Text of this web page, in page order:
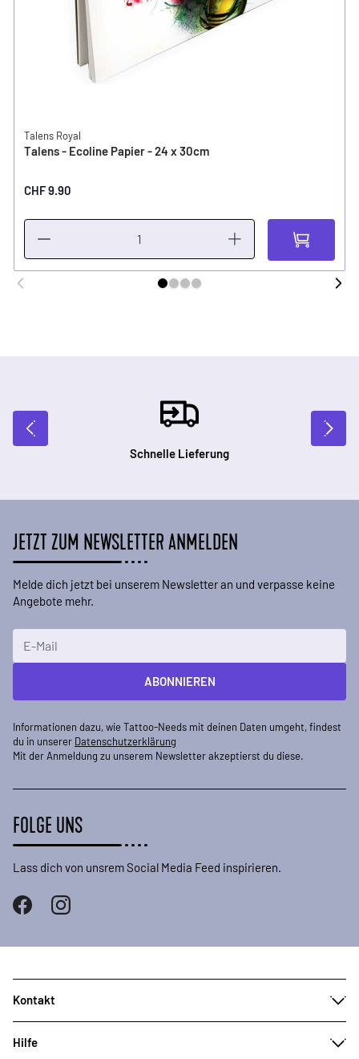
Talens Royal
Talens - Ecoline Papier - 24 x 30cm
CHF 9.90
Schnelle Lieferung
JETZT ZUM NEWSLETTER ANMELDEN
Melde dich jetzt bei unserem Newsletter an und verpasse keine
Angebote mehr.
ABONNIEREN
Informationen dazu, wie Tattoo-Needs mit deinen Daten umgeht, findest
du in unserer Datenschutzerklärung
Mit der Anmeldung zu unserem Newsletter akzeptierst du diese.
FOLGE UNS
Lass dich von unsrem Social Media Feed inspirieren.
Kontakt
Hilfe